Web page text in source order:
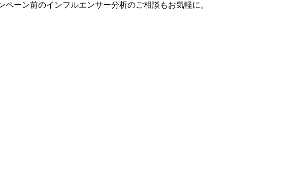
ーン前のインフルエンサー分析のご相談もお気軽に。